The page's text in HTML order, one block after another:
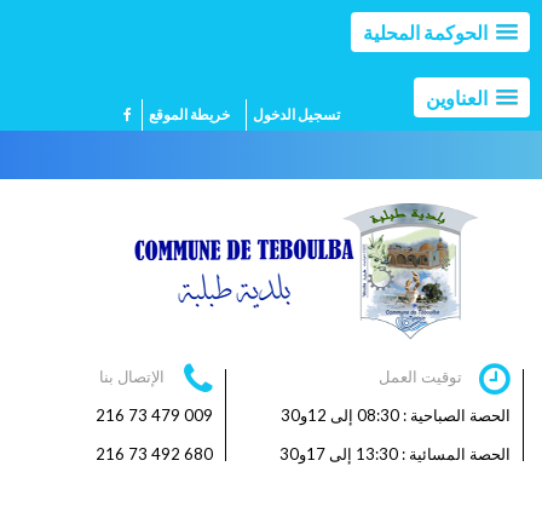
الحوكمة المحلية
العناوين
تسجيل الدخول خريطة الموقع
توقيت العمل
الحصة الصباحية : 08:30 إلى 12و30
الحصة المسائية : 13:30 إلى 17و30
الإتصال بنا
009 479 73 216
680 492 73 216